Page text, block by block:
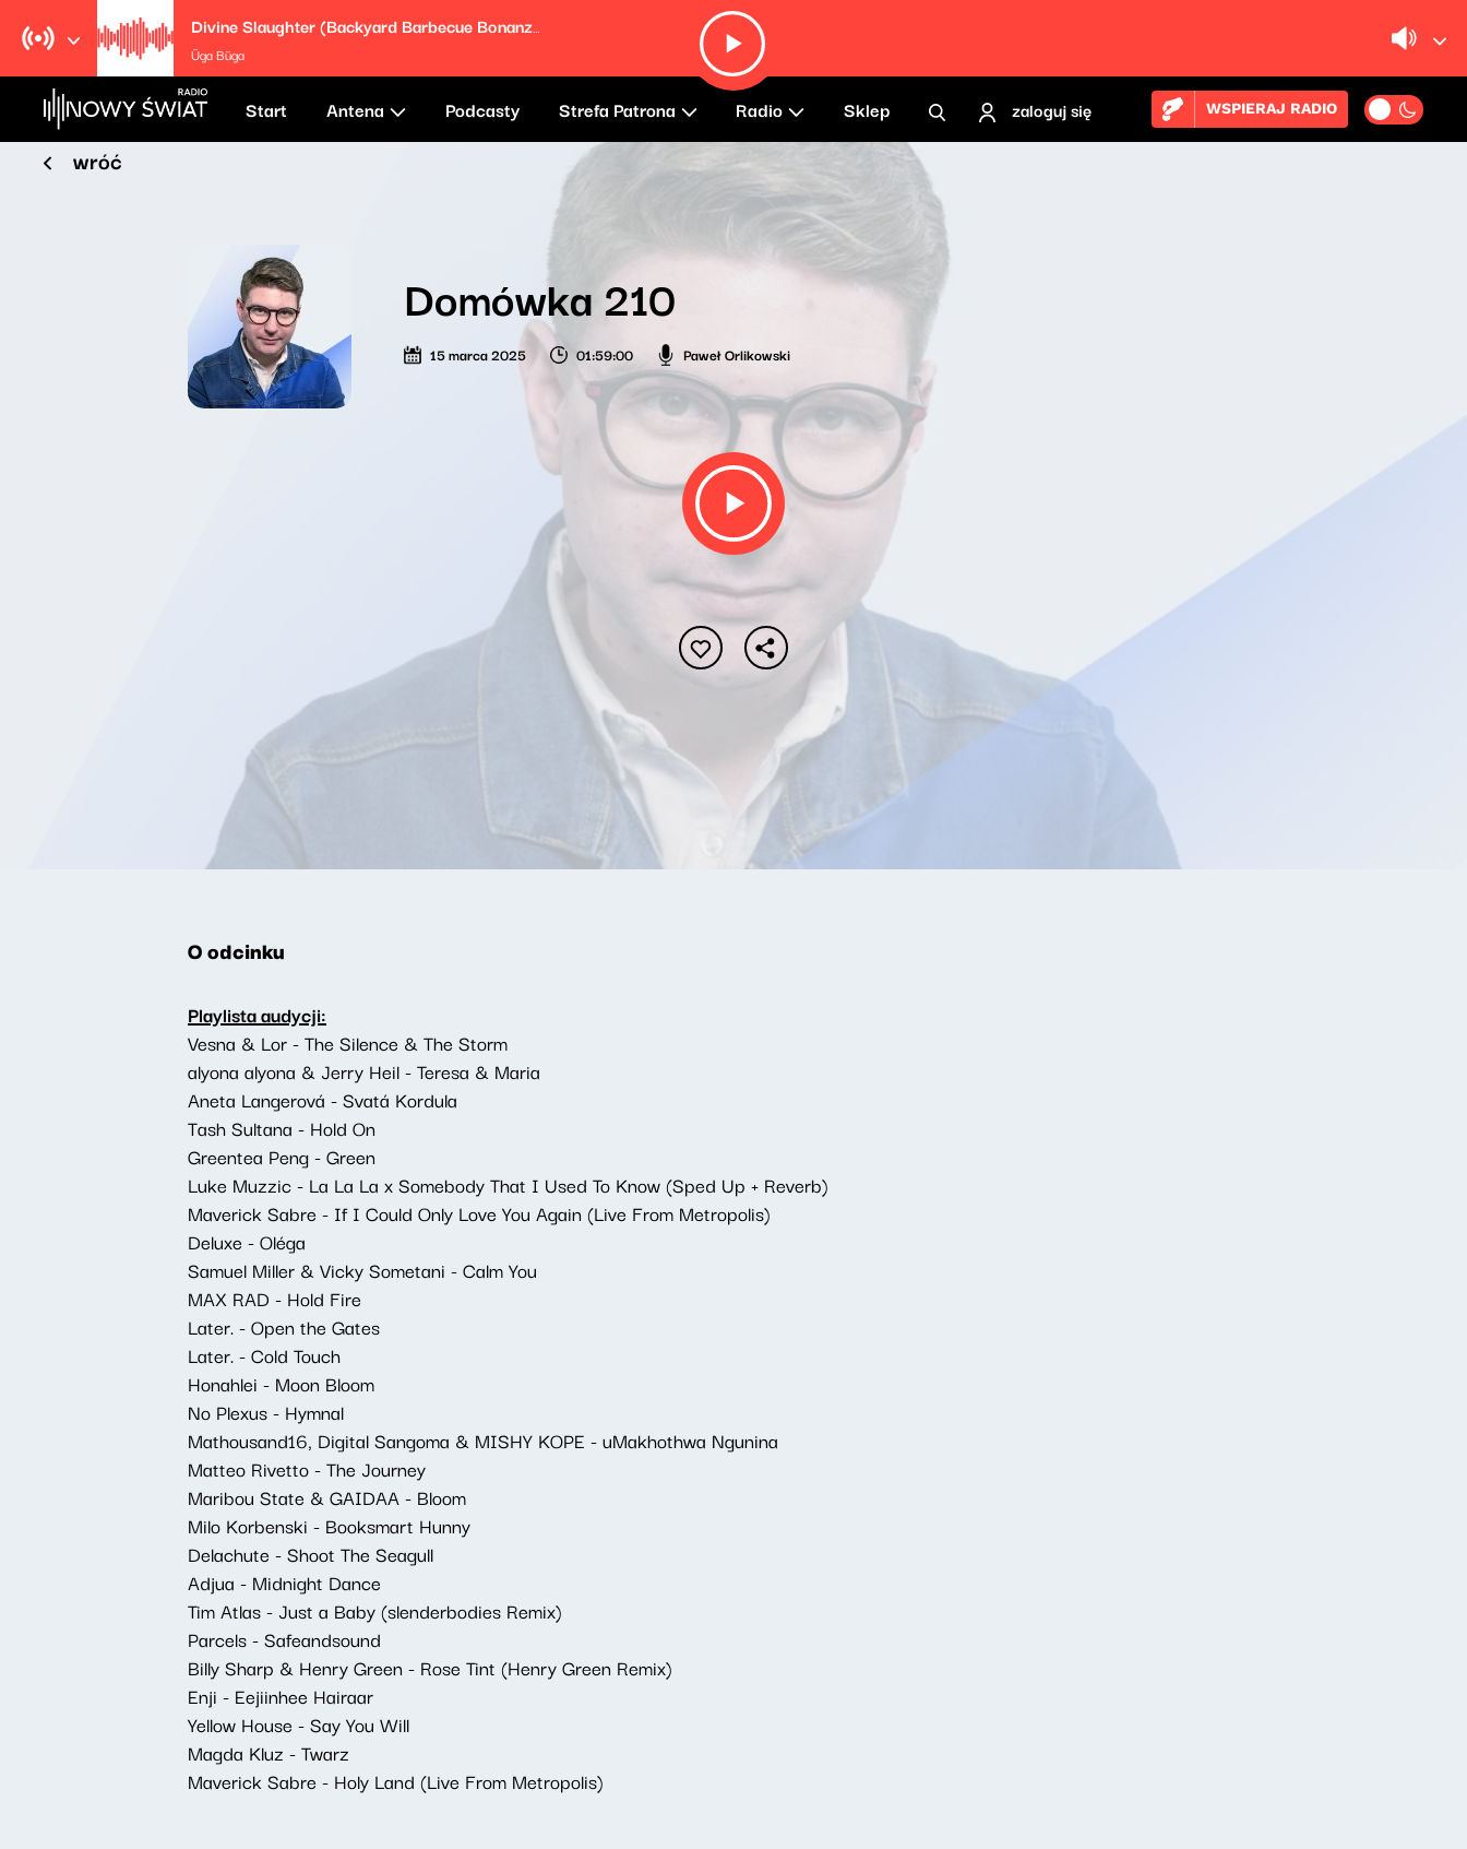
Divine Slaughter (Backyard Barbecue Bonanza)
Üga Büga
Start Antena Podcasty Strefa Patrona Radio Sklep zaloguj się WSPIERAJ RADIO
wróć
Domówka 210
15 marca 2025 01:59:00 Paweł Orlikowski
O odcinku
Playlista audycji:
Vesna & Lor - The Silence & The Storm
alyona alyona & Jerry Heil - Teresa & Maria
Aneta Langerová - Svatá Kordula
Tash Sultana - Hold On
Greentea Peng - Green
Luke Muzzic - La La La x Somebody That I Used To Know (Sped Up + Reverb)
Maverick Sabre - If I Could Only Love You Again (Live From Metropolis)
Deluxe - Oléga
Samuel Miller & Vicky Sometani - Calm You
MAX RAD - Hold Fire
Later. - Open the Gates
Later. - Cold Touch
Honahlei - Moon Bloom
No Plexus - Hymnal
Mathousand16, Digital Sangoma & MISHY KOPE - uMakhothwa Ngunina
Matteo Rivetto - The Journey
Maribou State & GAIDAA - Bloom
Milo Korbenski - Booksmart Hunny
Delachute - Shoot The Seagull
Adjua - Midnight Dance
Tim Atlas - Just a Baby (slenderbodies Remix)
Parcels - Safeandsound
Billy Sharp & Henry Green - Rose Tint (Henry Green Remix)
Enji - Eejiinhee Hairaar
Yellow House - Say You Will
Magda Kluz - Twarz
Maverick Sabre - Holy Land (Live From Metropolis)